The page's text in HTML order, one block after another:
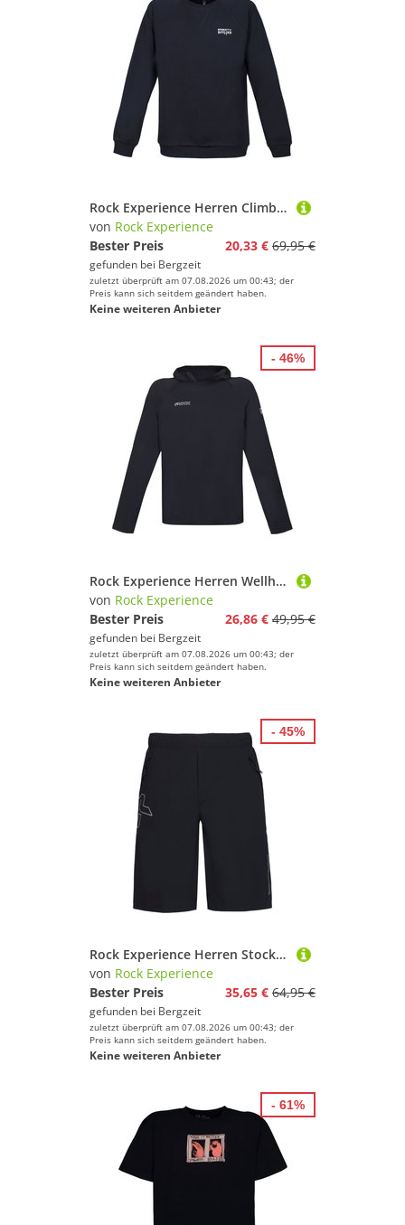
Rock Experience Herren Climbing Trip Crew Neck Pullover
von Rock Experience
Bester Preis
20,33 € 69,95 €
gefunden bei Bergzeit
zuletzt überprüft am 07.08.2026 um 00:43; der
Preis kann sich seitdem geändert haben.
Keine weiteren Anbieter
Rock Experience Herren Wellhorn Fleece Hoodie
von Rock Experience
Bester Preis
26,86 € 49,95 €
gefunden bei Bergzeit
zuletzt überprüft am 07.08.2026 um 00:43; der
Preis kann sich seitdem geändert haben.
Keine weiteren Anbieter
- 46%
Rock Experience Herren Stockhorn Shorts
von Rock Experience
Bester Preis
35,65 € 64,95 €
gefunden bei Bergzeit
zuletzt überprüft am 07.08.2026 um 00:43; der
Preis kann sich seitdem geändert haben.
Keine weiteren Anbieter
- 45%
- 61%